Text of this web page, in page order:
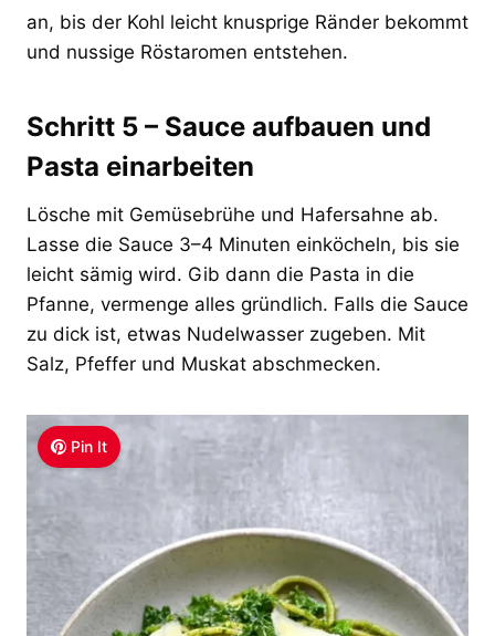
an, bis der Kohl leicht knusprige Ränder bekommt
und nussige Röstaromen entstehen.
Schritt 5 – Sauce aufbauen und
Pasta einarbeiten
Lösche mit Gemüsebrühe und Hafersahne ab.
Lasse die Sauce 3–4 Minuten einköcheln, bis sie
leicht sämig wird. Gib dann die Pasta in die
Pfanne, vermenge alles gründlich. Falls die Sauce
zu dick ist, etwas Nudelwasser zugeben. Mit
Salz, Pfeffer und Muskat abschmecken.
Pin It